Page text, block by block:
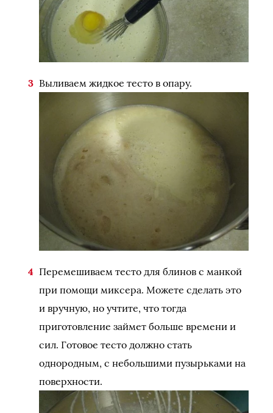
Выливаем жидкое тесто в опару.
Перемешиваем тесто для блинов с манкой
при помощи миксера. Можете сделать это
и вручную, но учтите, что тогда
приготовление займет больше времени и
сил. Готовое тесто должно стать
однородным, с небольшими пузырьками на
поверхности.